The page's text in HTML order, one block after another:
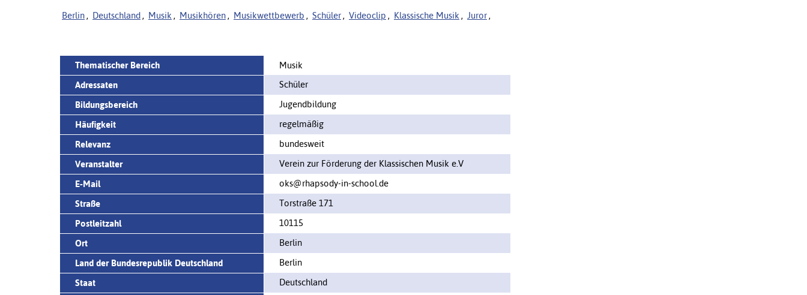
Berlin , Deutschland , Musik , Musikhören , Musikwettbewerb , Schüler , Videoclip , Klassische Musik , Juror ,
Thematischer Bereich
Musik
Adressaten
Schüler
Bildungsbereich
Jugendbildung
Häufigkeit
regelmäßig
Relevanz
bundesweit
Veranstalter
Verein zur Förderung der Klassischen Musik e.V
E-Mail
oks@rhapsody-in-school.de
Straße
Torstraße 171
Postleitzahl
10115
Ort
Berlin
Land der Bundesrepublik Deutschland
Berlin
Staat
Deutschland